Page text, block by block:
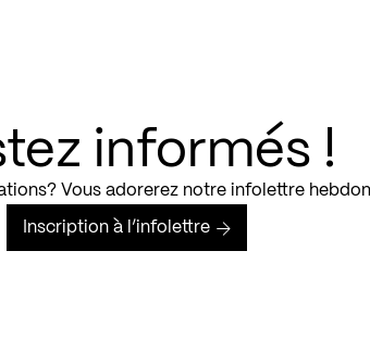
informés !
Vous adorerez notre infolettre
Inscription à l’infolettre